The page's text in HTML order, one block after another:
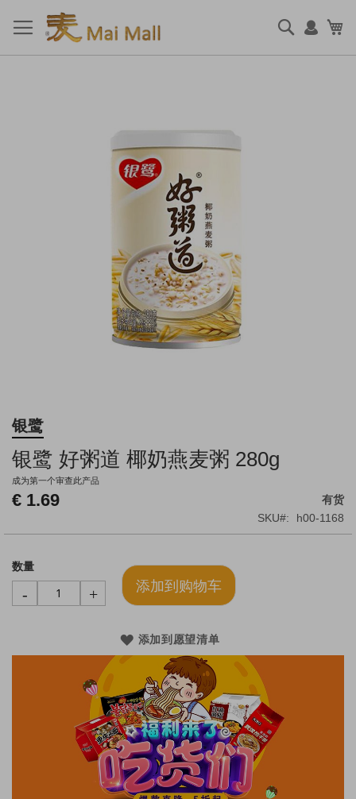
到
容
搜
索
银鹭
银鹭 好粥道 椰奶燕麦粥 280g
成为第一个审查此产品
€ 1.69
有货
SKU
h00-1168
数量
- + 添加到购物车
添加到愿望清单
转
到
图
像
的
头